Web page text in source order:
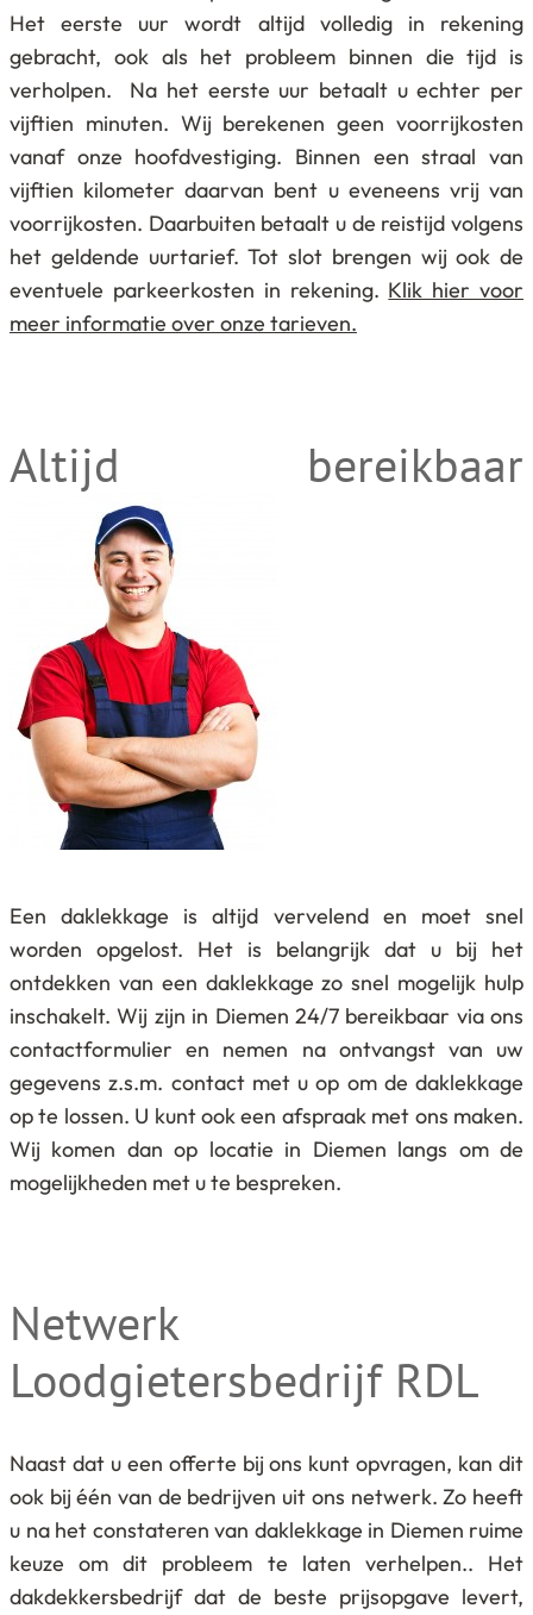
Het eerste uur wordt altijd volledig in rekening
gebracht, ook als het probleem binnen die tijd is
verholpen. Na het eerste uur betaalt u echter per
vijftien minuten. Wij berekenen geen voorrijkosten
vanaf onze hoofdvestiging. Binnen een straal van
vijftien kilometer daarvan bent u eveneens vrij van
voorrijkosten. Daarbuiten betaalt u de reistijd volgens
het geldende uurtarief. Tot slot brengen wij ook de
eventuele parkeerkosten in rekening. Klik hier voor
meer informatie over onze tarieven.
Altijd bereikbaar
Een daklekkage is altijd vervelend en moet snel
worden opgelost. Het is belangrijk dat u bij het
ontdekken van een daklekkage zo snel mogelijk hulp
inschakelt. Wij zijn in Diemen 24/7 bereikbaar via ons
contactformulier en nemen na ontvangst van uw
gegevens z.s.m. contact met u op om de daklekkage
op te lossen. U kunt ook een afspraak met ons maken.
Wij komen dan op locatie in Diemen langs om de
mogelijkheden met u te bespreken.
Netwerk
Loodgietersbedrijf RDL
Naast dat u een offerte bij ons kunt opvragen, kan dit
ook bij één van de bedrijven uit ons netwerk. Zo heeft
u na het constateren van daklekkage in Diemen ruime
keuze om dit probleem te laten verhelpen.. Het
dakdekkersbedrijf dat de beste prijsopgave levert,